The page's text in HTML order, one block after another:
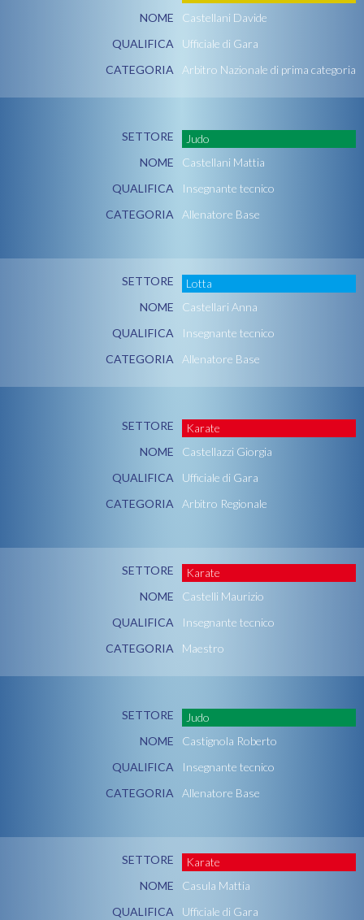
NOME
Castellani Davide
QUALIFICA
Ufficiale di Gara
CATEGORIA Arbitro Nazionale di prima categoria
SETTORE
Judo
NOME
Castellani Mattia
QUALIFICA
Insegnante tecnico
CATEGORIA Allenatore Base
SETTORE
Lotta
NOME
Castellari Anna
QUALIFICA
Insegnante tecnico
CATEGORIA Allenatore Base
SETTORE
Karate
NOME
Castellazzi Giorgia
QUALIFICA
Ufficiale di Gara
CATEGORIA Arbitro Regionale
SETTORE
Karate
NOME
Castelli Maurizio
QUALIFICA
Insegnante tecnico
CATEGORIA
Maestro
SETTORE
Judo
NOME
Castignola Roberto
QUALIFICA
Insegnante tecnico
CATEGORIA Allenatore Base
SETTORE
Karate
NOME
Casula Mattia
QUALIFICA
Ufficiale di Gara